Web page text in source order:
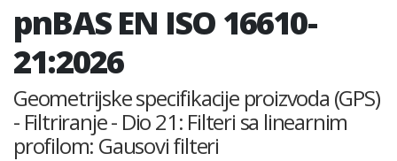
pnBAS EN ISO 16610-
21:2026
Geometrijske specifikacije proizvoda (GPS)
- Filtriranje - Dio 21: Filteri sa linearnim
profilom: Gausovi filteri